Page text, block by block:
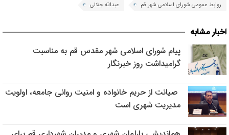
روابط عمومی شورای اسلامی شهر قم
عبدالله جلالی
اخبار مشابه
پیام شورای اسلامی شهر مقدس قم به مناسبت
گرامیداشت روز خبرنگار
صیانت از حریم خانواده و امنیت روانی جامعه، اولویت
مدیریت شهری است